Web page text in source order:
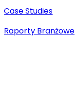
Case Studies
Raporty Branżowe